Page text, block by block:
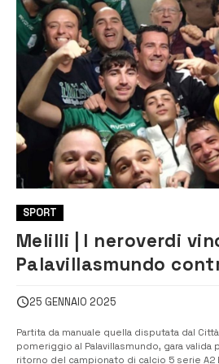
SPORT
Melilli | I neroverdi
Palavillasmundo
25 GENNAIO 2025
Partita da manuale quella disputata dal
pomeriggio al Palavillasmundo, gara valida
ritorno del campionato di calcio 5 serie A2